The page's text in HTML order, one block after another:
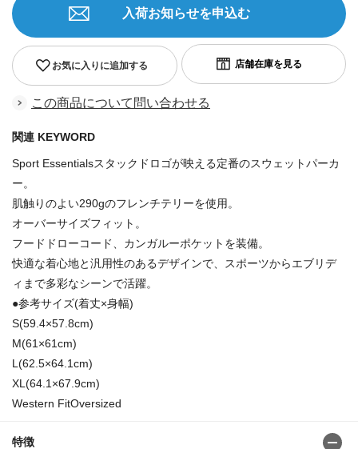
お気に入りに追加する
入荷お知らせを申込む
この商品について問い合わせる
関連 KEYWORD
Sport Essentialsスタックドロゴが映える定番のスウェットパーカ
ー。
肌触りのよい290gのフレンチテリーを使用。
オーバーサイズフィット。
フードドローコード、カンガルーポケットを装備。
快適な着心地と汎用性のあるデザインで、スポーツからエブリデ
ィまで多彩なシーンで活躍。
●参考サイズ(着丈×身幅)
S(59.4×57.8cm)
M(61×61cm)
L(62.5×64.1cm)
XL(64.1×67.9cm)
Western FitOversized
特徴